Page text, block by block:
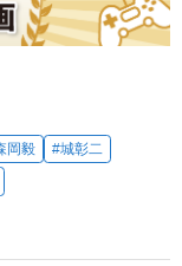
岡毅
#城彰二